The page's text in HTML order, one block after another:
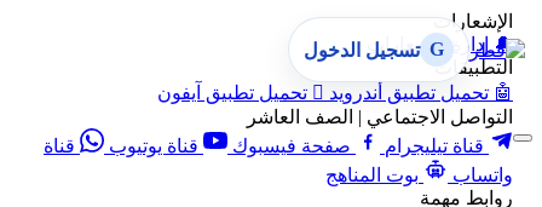
الإشعارات
🔔 إدارة الإشعارات
التطبيقات
🤖 تحميل تطبيق أندرويد  تحميل تطبيق آيفون
التواصل الاجتماعي | الصف العاشر
قناة تيليجرام
صفحة فيسبوك قناة يوتيوب
قناة
واتساب
بوت المناهج
روابط مهمة
G تسجيل الدخول